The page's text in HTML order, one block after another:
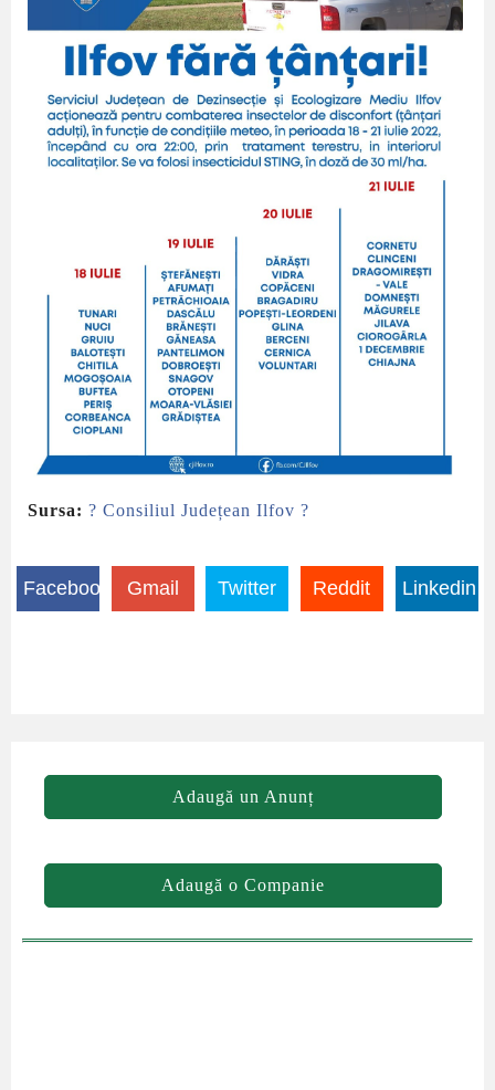
Sursa: ? Consiliul Județean Ilfov ?
Facebook Gmail Twitter Reddit Linkedin
Adaugă un Anunț
Adaugă o Companie